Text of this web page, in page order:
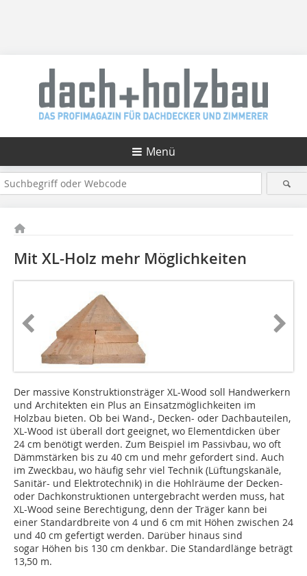
Menü
Mit XL-Holz mehr Möglichkeiten
Der massive Konstruktionsträger XL-Wood soll Handwerkern
und Architekten ein Plus an Einsatzmöglichkeiten im
Holzbau bieten. Ob bei Wand-, Decken- oder Dachbauteilen,
XL-Wood ist überall dort geeignet, wo Elementdicken über
24 cm benötigt werden. Zum Beispiel im Passiv­bau, wo oft
Dämmstärken bis zu 40 cm und mehr gefordert sind. Auch
im Zweckbau, wo häufig sehr viel Technik (Lüftungskanäle,
Sanitär- und Elektrotechnik) in die Hohlräume der Decken-
oder Dachkonstruktionen untergebracht werden muss, hat
XL-Wood seine Berechtigung, denn der Träger kann bei
einer Standardbreite von 4 und 6 cm mit Höhen zwischen 24
und 40 cm gefertigt werden. Darüber hinaus sind
sogar Höhen bis 130 cm denkbar. Die Standardlänge be­trägt
13,50 m.